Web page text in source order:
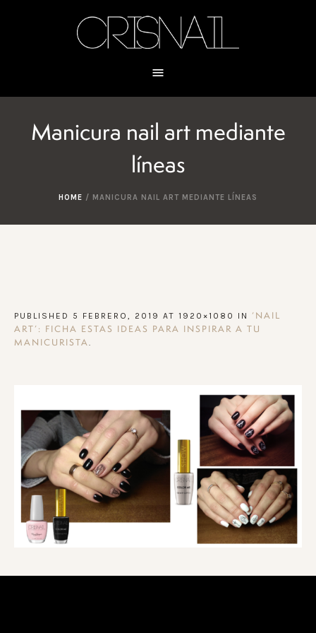
Manicura nail art mediante
líneas
HOME / MANICURA NAIL ART MEDIANTE LÍNEAS
PUBLISHED 5 FEBRERO, 2019 AT 1920×1080 IN
‘NAIL
ART’: FICHA ESTAS IDEAS PARA INSPIRAR A TU
MANICURISTA.